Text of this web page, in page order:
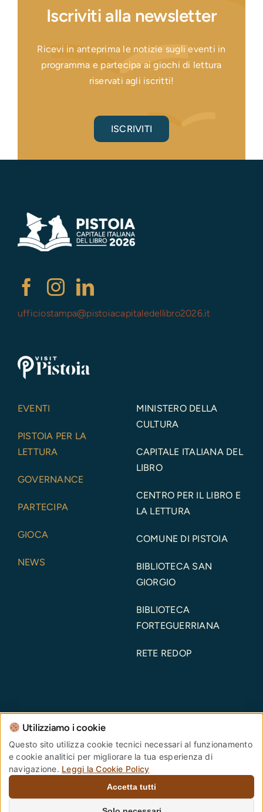
Iscriviti alla newsletter
Ricevi in anteprima le notizie sugli eventi in
programma e partecipa ai giochi di lettura
riservati agli iscritti!
ISCRIVITI
ufficiostampa@pistoiacapitaledellibro2026.it
EVENTI
PISTOIA PER LA
LETTURA
GOVERNANCE
PARTECIPA
GIOCA
NEWS
MINISTERO DELLA
CULTURA
CAPITALE ITALIANA DEL
LIBRO
CENTRO PER IL LIBRO E
LA LETTURA
COMUNE DI PISTOIA
BIBLIOTECA SAN
GIORGIO
BIBLIOTECA
FORTEGUERRIANA
RETE REDOP
Comune di Pistoia – Piazza del Duomo, 1 – 51100 –
Pistoia – Codice Fiscale: 00108690470 Partita IVA:
00108690470
comune.pistoia@postacert.toscana.it
Centralino Unico:
0573 3711
Utilizziamo i cookie
Questo sito utilizza cookie tecnici necessari al funzionamento
e cookie analitici per migliorare la tua esperienza di
navigazione. Leggi la Cookie Policy
Accetta tutti